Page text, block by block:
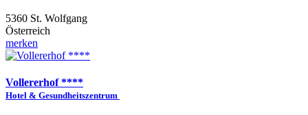
5360 St. Wolfgang
Österreich
merken
Vollererhof ****
Hotel & Gesundheitszentrum